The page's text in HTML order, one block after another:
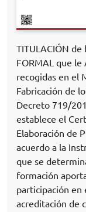
TITULACIÓN de
FORMAL que le
recogidas en el
Fabricación de
Decreto 719/
establece el
Elaboración de
acuerdo a la
que se
formación
participación en
acreditación de